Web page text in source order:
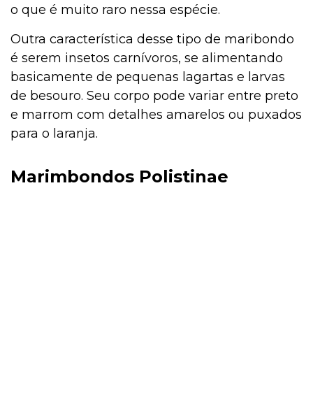
o que é muito raro nessa espécie.
Outra característica desse tipo de maribondo
é serem insetos carnívoros, se alimentando
basicamente de pequenas lagartas e larvas
de besouro. Seu corpo pode variar entre preto
e marrom com detalhes amarelos ou puxados
para o laranja.
Marimbondos Polistinae